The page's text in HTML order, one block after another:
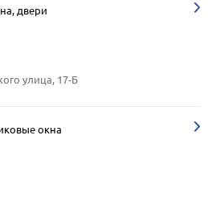
двери
улица, 17-Б
окна